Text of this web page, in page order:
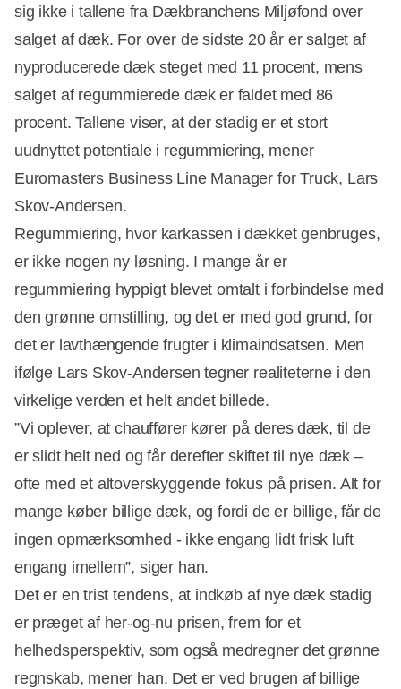
sig ikke i tallene fra Dækbranchens Miljøfond over
salget af dæk. For over de sidste 20 år er salget af
nyproducerede dæk steget med 11 procent, mens
salget af regummierede dæk er faldet med 86
procent. Tallene viser, at der stadig er et stort
uudnyttet potentiale i regummiering, mener
Euromasters Business Line Manager for Truck, Lars
Skov-Andersen.
Regummiering, hvor karkassen i dækket genbruges,
er ikke nogen ny løsning. I mange år er
regummiering hyppigt blevet omtalt i forbindelse med
den grønne omstilling, og det er med god grund, for
det er lavthængende frugter i klimaindsatsen. Men
ifølge Lars Skov-Andersen tegner realiteterne i den
virkelige verden et helt andet billede.
”Vi oplever, at chauffører kører på deres dæk, til de
er slidt helt ned og får derefter skiftet til nye dæk –
ofte med et altoverskyggende fokus på prisen. Alt for
mange køber billige dæk, og fordi de er billige, får de
ingen opmærksomhed - ikke engang lidt frisk luft
engang imellem”, siger han.
Det er en trist tendens, at indkøb af nye dæk stadig
er præget af her-og-nu prisen, frem for et
helhedsperspektiv, som også medregner det grønne
regnskab, mener han. Det er ved brugen af billige